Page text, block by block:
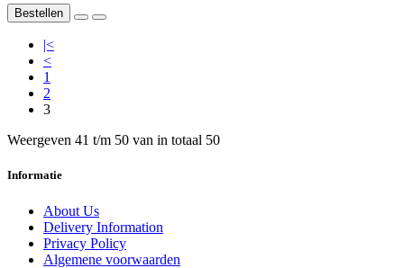
Bestellen
|<
<
1
2
3
Weergeven 41 t/m 50 van in totaal 50
Informatie
About Us
Delivery Information
Privacy Policy
Algemene voorwaarden